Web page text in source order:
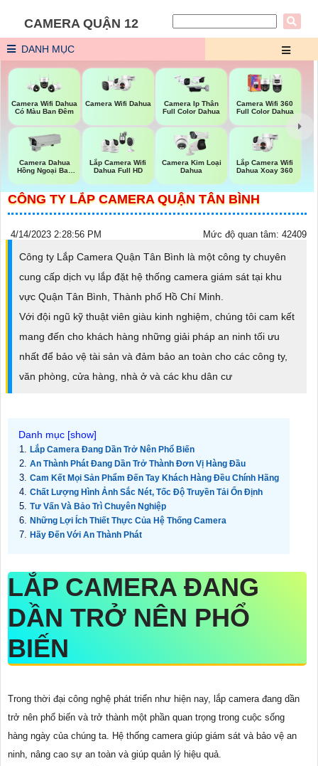
CAMERA QUẬN 12
DANH MỤC
Camera Wifi Dahua
Có Màu Ban Đêm
Camera Wifi Dahua
Camera Ip Thân
Full Color Dahua
Camera Wifi 360
Full Color Dahua
Camera Dahua
Hồng Ngoại Ban
Lắp Camera Wifi
Dahua Full HD
Camera Kim Loại
Dahua
Lắp Camera Wifi
Dahua Xoay 360
CÔNG TY LẮP CAMERA QUẬN TÂN BÌNH
4/14/2023 2:28:56 PM Mức độ quan tâm: 42409
Công ty Lắp Camera Quận Tân Bình là một công ty chuyên
cung cấp dịch vụ lắp đặt hệ thống camera giám sát tại khu
vực Quận Tân Bình, Thành phố Hồ Chí Minh.
Với đội ngũ kỹ thuật viên giàu kinh nghiệm, chúng tôi cam kết
mang đến cho khách hàng những giải pháp an ninh tối ưu
nhất để bảo vệ tài sản và đảm bảo an toàn cho các công ty,
văn phòng, cửa hàng, nhà ở và các khu dân cư
Lắp Camera Đang Dần Trở Nên Phổ Biến
An Thành Phát Đang Dần Trở Thành Đơn Vị Hàng Đầu
Cam Kết Mọi Sản Phẩm Đến Tay Khách Hàng Đều Chính Hãng
Chất Lượng Hình Ảnh Sắc Nét, Tốc Độ Truyền Tải Ổn Định
Tư Vấn Và Bảo Trì Chuyên Nghiệp
Những Lợi Ích Thiết Thực Của Hệ Thống Camera
Hãy Đến Với An Thành Phát
LẮP CAMERA ĐANG
DẦN TRỞ NÊN PHỔ
BIẾN
Trong thời đại công nghệ phát triển như hiện nay, lắp camera đang dần
trở nên phổ biến và trở thành một phần quan trọng trong cuộc sống
hàng ngày của chúng ta. Hệ thống camera giúp giám sát và bảo vệ an
ninh, nâng cao sự an toàn và giúp quản lý hiệu quả.